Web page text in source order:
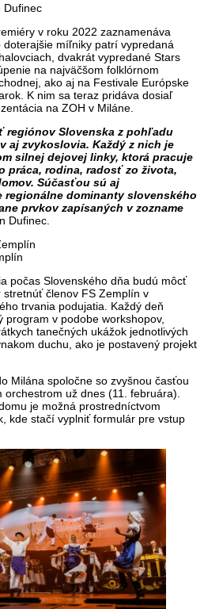
Dufinec
v roku 2022 zaznamenáva
míľniky patrí vypredaná
dvakrát vypredané Stars
na najväčšom folklórnom
ako aj na Festivale Európske
K nim sa teraz pridáva dosiaľ
na ZOH v Miláne.
regiónov Slovenska z pohľadu
aj zvykoslovia. Každý z nich je
silnej dejovej linky, ktorá pracuje
práca, rodina, radosť zo života,
Súčasťou sú aj
dominanty slovenského
prvkov zapísaných v zozname
Dufinec.
počas Slovenského dňa budú môcť
členov FS Zemplín v
trvania podujatia. Každý deň
v podobe workshopov,
tanečných ukážok jednotlivých
duchu, ako je postavený projekt
Milána spoločne so zvyšnou časťou
už dnes (11. februára).
je možná prostredníctvom
kde stačí vyplniť formulár pre vstup